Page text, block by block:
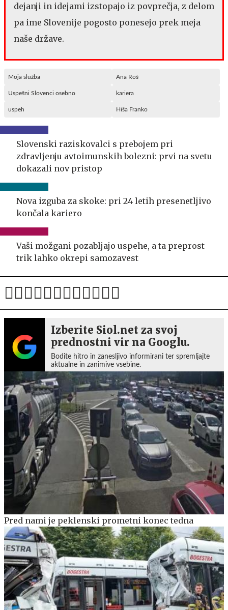
dejanji in idejami izstopajo iz povprečja, z delom
pa ime Slovenije pogosto ponesejo prek meja
naše države.
Moja služba Ana Roš
Uspešni Slovenci osebno kariera
uspeh Hiša Franko
Slovenski raziskovalci s prebojem pri
zdravljenju avtoimunskih bolezni: prvi na svetu
dokazali nov pristop
Nova izguba za skoke: pri 24 letih presenetljivo
končala kariero
Vaši možgani pozabljajo uspehe, a ta preprost
trik lahko okrepi samozavest
Izberite Siol.net za svoj
prednostni vir na Googlu.
Bodite hitro in zanesljivo informirani ter spremljajte
aktualne in zanimive vsebine.
Pred nami je peklenski prometni konec tedna